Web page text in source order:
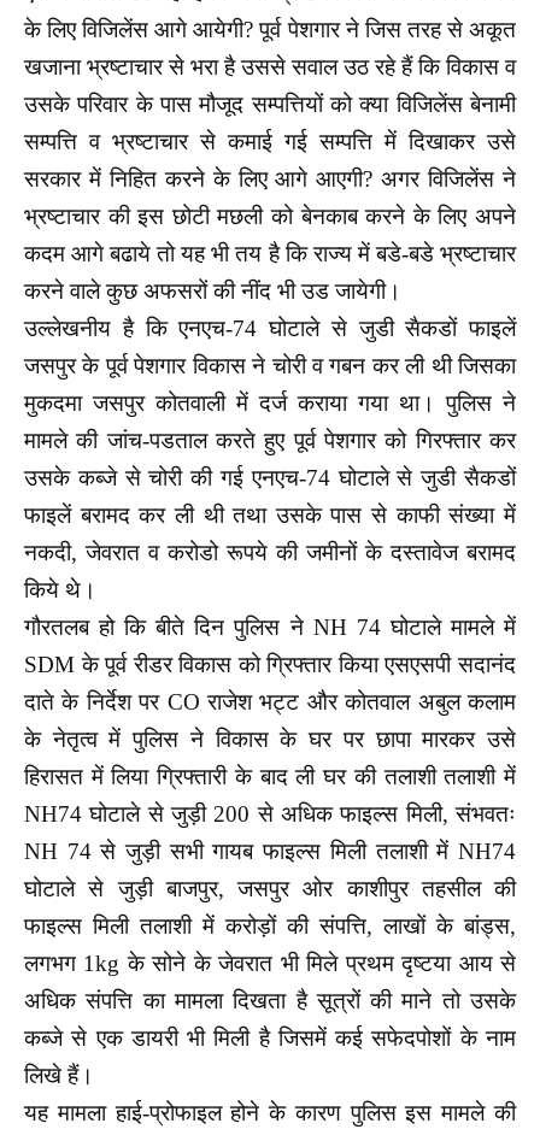
के लिए विजिलेंस आगे आयेगी? पूर्व पेशगार ने जिस तरह से अकूत
खजाना भ्रष्टाचार से भरा है उससे सवाल उठ रहे हैं कि विकास व
उसके परिवार के पास मौजूद सम्पत्तियों को क्या विजिलेंस बेनामी
सम्पत्ति व भ्रष्टाचार से कमाई गई सम्पत्ति में दिखाकर उसे
सरकार में निहित करने के लिए आगे आएगी? अगर विजिलेंस ने
भ्रष्टाचार की इस छोटी मछली को बेनकाब करने के लिए अपने
कदम आगे बढाये तो यह भी तय है कि राज्य में बडे-बडे भ्रष्टाचार
करने वाले कुछ अफसरों की नींद भी उड जायेगी।
उल्लेखनीय है कि एनएच-74 घोटाले से जुडी सैकडों फाइलें
जसपुर के पूर्व पेशगार विकास ने चोरी व गबन कर ली थी जिसका
मुकदमा जसपुर कोतवाली में दर्ज कराया गया था। पुलिस ने
मामले की जांच-पडताल करते हुए पूर्व पेशगार को गिरफ्तार कर
उसके कब्जे से चोरी की गई एनएच-74 घोटाले से जुडी सैकडों
फाइलें बरामद कर ली थी तथा उसके पास से काफी संख्या में
नकदी, जेवरात व करोडो रूपये की जमीनों के दस्तावेज बरामद
किये थे।
गौरतलब हो कि बीते दिन पुलिस ने NH 74 घोटाले मामले में
SDM के पूर्व रीडर विकास को ग्रिफ्तार किया एसएसपी सदानंद
दाते के निर्देश पर CO राजेश भट्ट और कोतवाल अबुल कलाम
के नेतृत्व में पुलिस ने विकास के घर पर छापा मारकर उसे
हिरासत में लिया ग्रिफ्तारी के बाद ली घर की तलाशी तलाशी में
NH74 घोटाले से जुड़ी 200 से अधिक फाइल्स मिली, संभवतः
NH 74 से जुड़ी सभी गायब फाइल्स मिली तलाशी में NH74
घोटाले से जुड़ी बाजपुर, जसपुर ओर काशीपुर तहसील की
फाइल्स मिली तलाशी में करोड़ों की संपत्ति, लाखों के बांड्स,
लगभग 1kg के सोने के जेवरात भी मिले प्रथम दृष्टया आय से
अधिक संपत्ति का मामला दिखता है सूत्रों की माने तो उसके
कब्जे से एक डायरी भी मिली है जिसमें कई सफेदपोशों के नाम
लिखे हैं।
यह मामला हाई-प्रोफाइल होने के कारण पुलिस इस मामले की